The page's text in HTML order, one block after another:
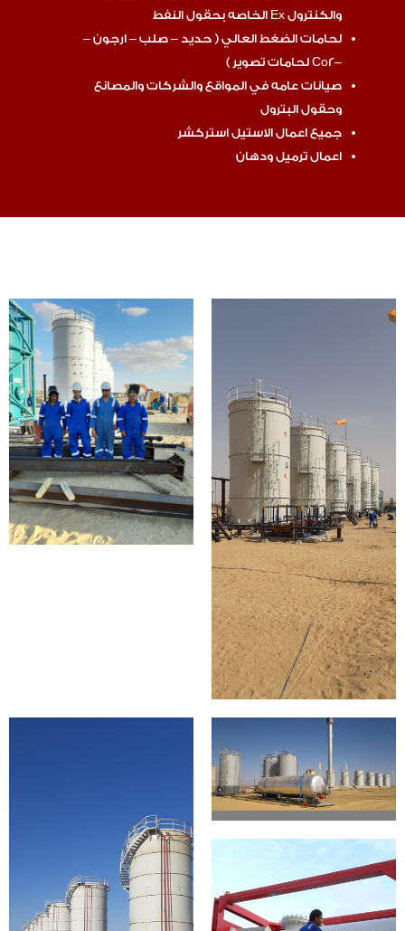
والكنترول Ex الخاصه بحقول النفط
لحامات الضغط العالي ( حديد – صلب – ارجون –
–Co2 لحامات تصوير )
صيانات عامه في المواقع والشركات والمصانع
وحقول البترول
جميع اعمال الاستيل استركشر
اعمال ترميل ودهان